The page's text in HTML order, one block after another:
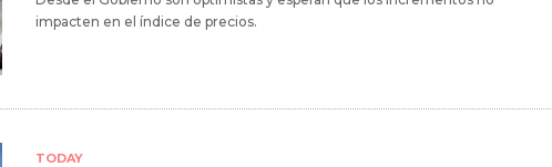
impacten en el índice de precios.
TODAY